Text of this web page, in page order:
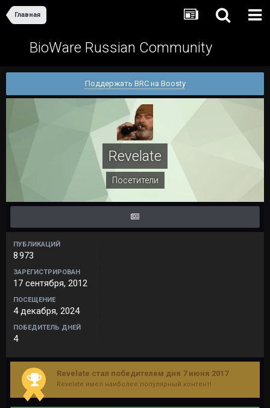
Главная
BioWare Russian Community
Поддержать BRC на Boosty
Revelate
Посетители
ПУБЛИКАЦИЙ
8 973
ЗАРЕГИСТРИРОВАН
17 сентября, 2012
ПОСЕЩЕНИЕ
4 декабря, 2024
ПОБЕДИТЕЛЬ ДНЕЙ
4
Revelate стал победителем дня 7 июня 2017
Revelate имел наиболее популярный контент!